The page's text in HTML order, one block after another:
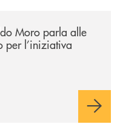
Moro parla alle
per l’iniziativa